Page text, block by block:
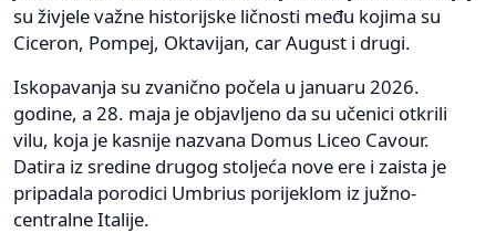
su živjele važne historijske ličnosti među kojima su
Ciceron, Pompej, Oktavijan, car August i drugi.
Iskopavanja su zvanično počela u januaru 2026.
godine, a 28. maja je objavljeno da su učenici otkrili
vilu, koja je kasnije nazvana Domus Liceo Cavour.
Datira iz sredine drugog stoljeća nove ere i zaista je
pripadala porodici Umbrius porijeklom iz južno-
centralne Italije.